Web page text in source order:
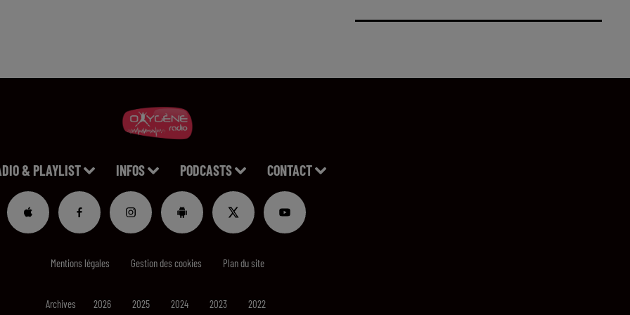
& PLAYLIST INFOS PODCASTS CONTACT
Mentions légales Gestion des cookies Plan du site
Archives 2026 2025 2024 2023 2022